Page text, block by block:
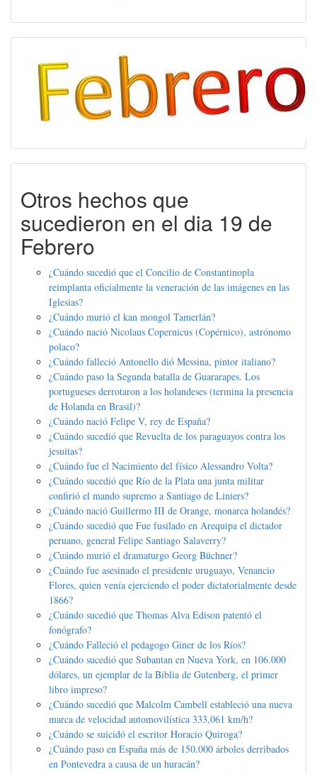
Otros hechos que
sucedieron en el dia 19 de
Febrero
¿Cuándo sucedió que el Concilio de Constantinopla
reimplanta oficialmente la veneración de las imágenes en las
Iglesias?
¿Cuándo murió el kan mongol Tamerlán?
¿Cuándo nació Nicolaus Copernicus (Copérnico), astrónomo
polaco?
¿Cuándo falleció Antonello dió Messina, pintor italiano?
¿Cuándo paso la Segunda batalla de Guararapes. Los
portugueses derrotaron a los holandeses (termina la presencia
de Holanda en Brasil)?
¿Cuándo nació Felipe V, rey de España?
¿Cuándo sucedió que Revuelta de los paraguayos contra los
jesuitas?
¿Cuándo fue el Nacimiento del físico Alessandro Volta?
¿Cuándo sucedió que Río de la Plata una junta militar
confirió el mando supremo a Santiago de Liniers?
¿Cuándo nació Guillermo III de Orange, monarca holandés?
¿Cuándo sucedió que Fue fusilado en Arequipa el dictador
peruano, general Felipe Santiago Salaverry?
¿Cuándo murió el dramaturgo Georg Büchner?
¿Cuándo fue asesinado el presidente uruguayo, Venancio
Flores, quien venía ejerciendo el poder dictatorialmente desde
1866?
¿Cuándo sucedió que Thomas Alva Edison patentó el
fonógrafo?
¿Cuándo Falleció el pedagogo Giner de los Ríos?
¿Cuándo sucedió que Subantan en Nueva York, en 106.000
dólares, un ejemplar de la Biblia de Gutenberg, el primer
libro impreso?
¿Cuándo sucedió que Malcolm Cambell estableció una nueva
marca de velocidad automovilística 333,061 km/h?
¿Cuándo se suicidó el escritor Horacio Quiroga?
¿Cuándo paso en España más de 150.000 árboles derribados
en Pontevedra a causa de un huracán?